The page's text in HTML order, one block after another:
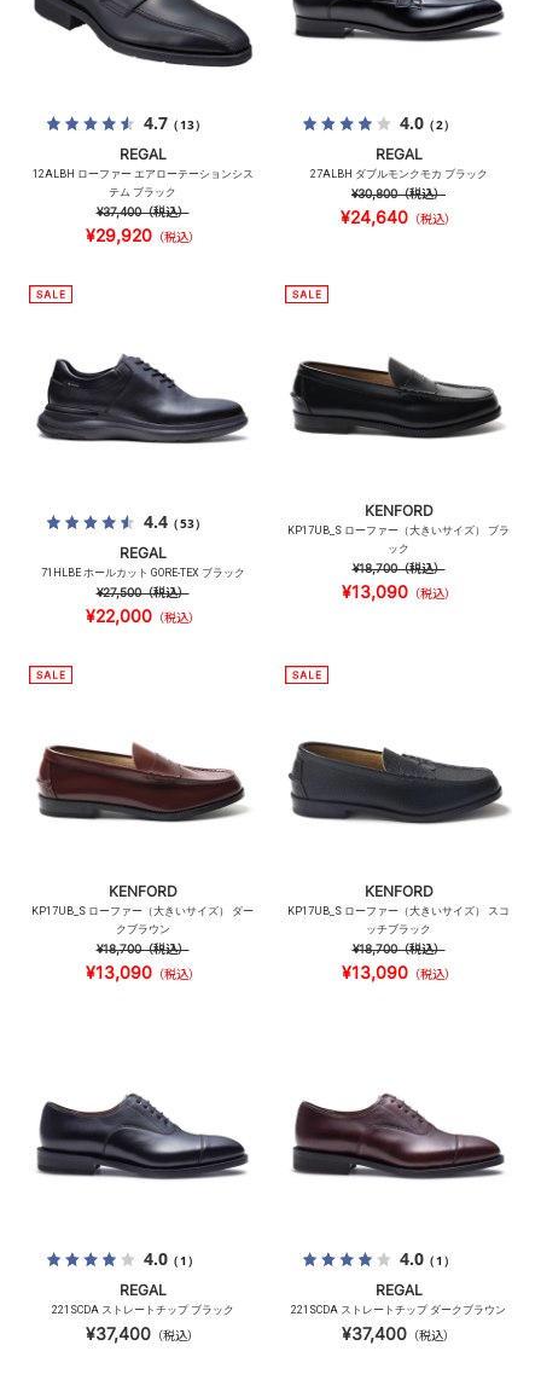
4.7（13）
REGAL
12ALBH ローファー エアローテーションシス
テム ブラック
¥37,400（税込）
¥29,920（税込）
4.0（2）
REGAL
27ALBH ダブルモンクモカ ブラック
¥30,800（税込）
¥24,640 （税込）
4.4（53）
REGAL
71HLBE ホールカット GORE-TEX ブラック
¥27,500（税込）
¥22,000（税込）
KENFORD
KP17UB_S ローファー（大きいサイズ） ブラ
ック
¥18,700（税込）
¥13,090（税込）
KENFORD
KP17UB_S ローファー（大きいサイズ） ダー
クブラウン
¥18,700（税込）
¥13,090（税込）
KENFORD
KP17UB_S ローファー（大きいサイズ） スコ
ッチブラック
¥18,700（税込）
¥13,090（税込）
4.0（1）
REGAL
221SCDA ストレートチップ ブラック
¥37,400 （税込）
4.0（1）
REGAL
221SCDA ストレートチップ ダークブラウン
¥37,400 （税込）